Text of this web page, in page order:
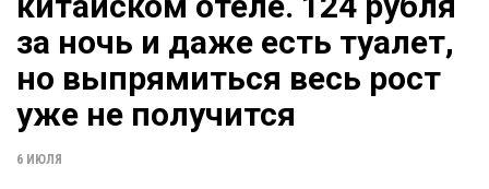
за ночь и даже есть туалет,
но выпрямиться весь рост
уже не получится
6 ИЮЛЯ